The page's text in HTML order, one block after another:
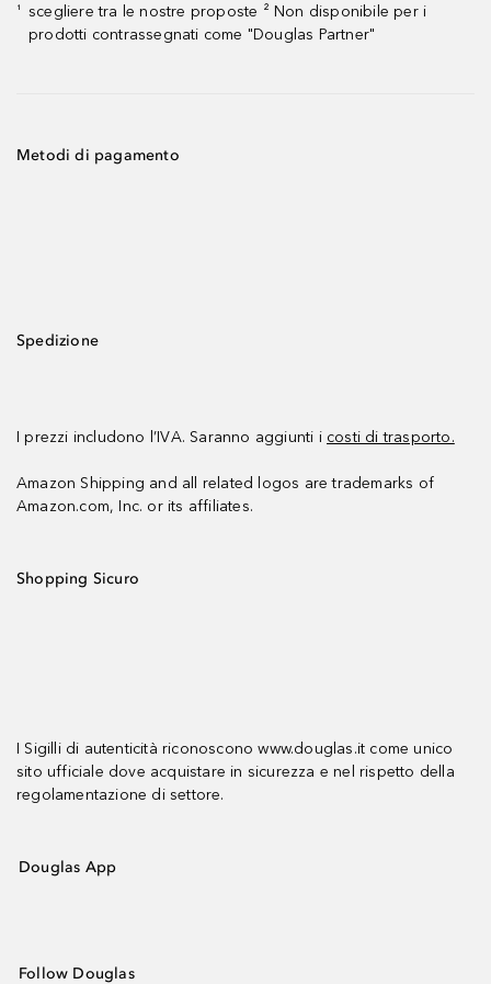
¹
scegliere tra le nostre proposte ² Non disponibile per i
prodotti contrassegnati come "Douglas Partner"
Metodi di pagamento
Spedizione
I prezzi includono l’IVA. Saranno aggiunti i costi di trasporto.
Amazon Shipping and all related logos are trademarks of
Amazon.com, Inc. or its affiliates.
Shopping Sicuro
I Sigilli di autenticità riconoscono www.douglas.it come unico
sito ufficiale dove acquistare in sicurezza e nel rispetto della
regolamentazione di settore.
Douglas App
Follow Douglas